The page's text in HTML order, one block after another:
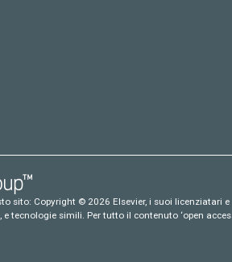
sito: Copyright © 2026 Elsevier, i suoi
e tecnologie simili. Per tutto il contenuto ‘open